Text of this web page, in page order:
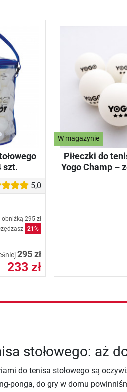
szt.
5,0
obniżką 295 zł
21%
295 zł
233 zł
W magazynie
Piłeczki do
Yogo Champ –
stołowego: aż
do tenisa stołowego są
ponga, do gry w domu